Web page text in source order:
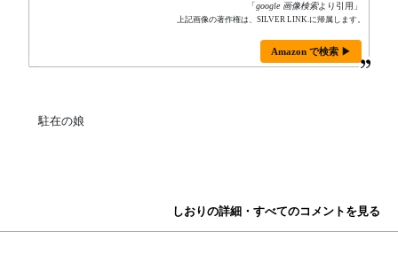
「google 画像検索より引用」
上記画像の著作権は、SILVER LINK.に帰属します。
Amazon で検索 ▶
駐在の娘
しおりの詳細・すべてのコメントを見る